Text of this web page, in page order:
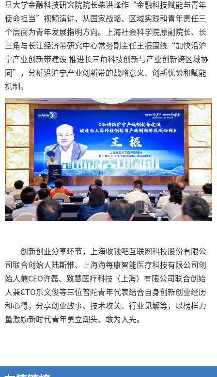
旦大学金融科技研究院院长柴洪峰作“金融科技赋能与青年
使命担当”视频演讲，从国家战略、区域实践和青年责任三
个层面为青年发展指明方向。上海社会科学院原副院长、长
三角与长江经济带研究中心常务副主任王振围绕“加快沿沪
宁产业创新带建设 推进长三角科技创新与产业创新跨区域协
同”，分析沿沪宁产业创新带的战略意义、创新优势和赋能
机制。
创新创业分享环节，上海收钱吧互联网科技股份有限公
司联合创始人陆斯惟、上海海每康智能医疗科技有限公司创
始人兼CEO许磊、致慧医疗科技（上海）有限公司联合创始
人兼CTO乐文俊等三位普陀青年代表结合自身创新创业经历
和心得，分享创业故事、技术攻关、行业见解等，以榜样力
量激励新时代青年勇立潮头、敢为人先。